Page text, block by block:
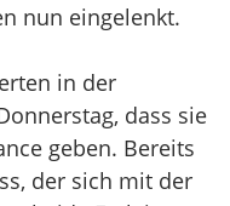
nun eingelenkt.
in der
dass sie
geben. Bereits
der sich mit der